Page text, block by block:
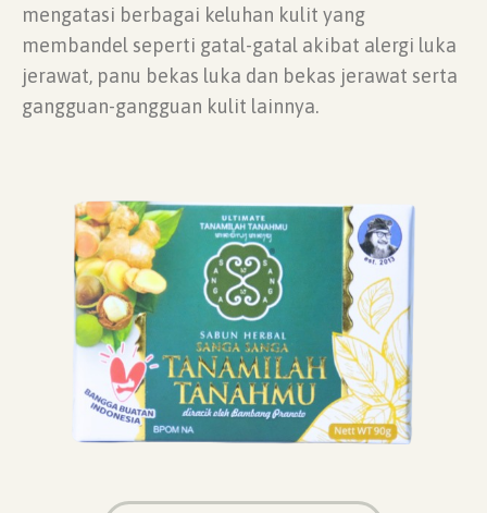
mengatasi berbagai keluhan kulit yang
membandel seperti gatal-gatal akibat alergi luka
jerawat, panu bekas luka dan bekas jerawat serta
gangguan-gangguan kulit lainnya.